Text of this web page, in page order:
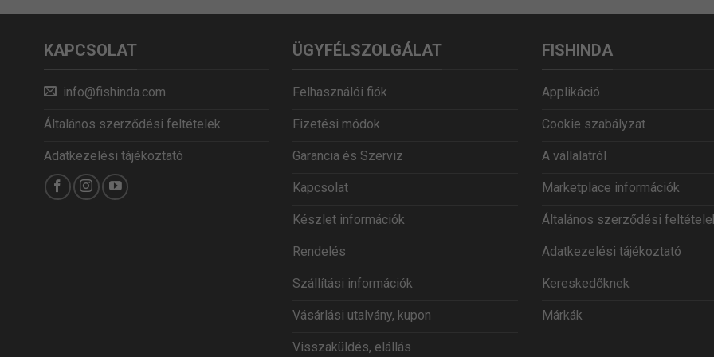
KAPCSOLAT
info@fishinda.com
Általános szerződési feltételek
Adatkezelési tájékoztató
ÜGYFÉLSZOLGÁLAT
Felhasználói fiók
Fizetési módok
Garancia és Szerviz
Kapcsolat
Készlet információk
Rendelés
Szállítási információk
Vásárlási utalvány, kupon
Visszaküldés, elállás
FISHINDA
Applikáció
Cookie szabályzat
A vállalatról
Marketplace információk
Általános szerződési
Adatkezelési tájékoztató
Kereskedőknek
Márkák